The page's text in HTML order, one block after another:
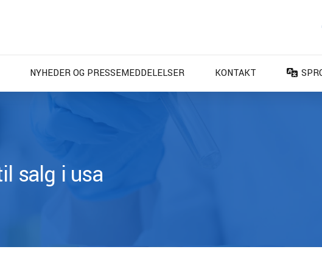
NYHEDER OG PRESSEMEDDELELSER KONTAKT
salg i usa